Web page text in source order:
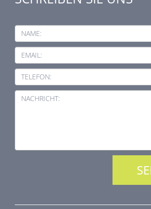
NAME:
EMAIL:
TELEFON:
NACHRICHT: